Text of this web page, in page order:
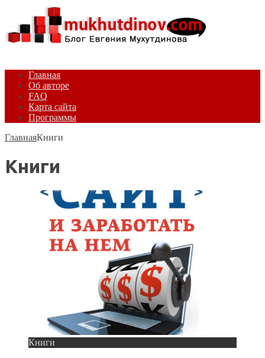
Главная
Об авторе
FAQ
Карта сайта
Программы
ГлавнаяКниги
Книги
Книги